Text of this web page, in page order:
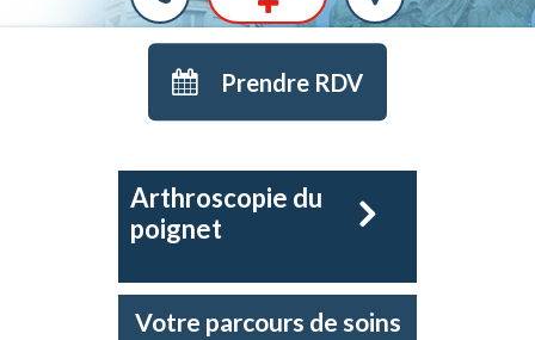
Prendre RDV
Arthroscopie du
poignet
Votre parcours de soins